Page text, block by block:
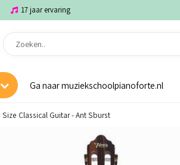
17 jaar ervaring
Ga naar muziekschoolpianoforte.nl
Classical Guitar - Ant Sburst